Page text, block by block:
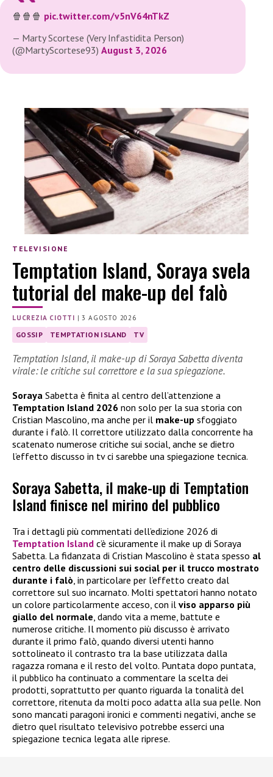
🍿🍿🍿 pic.twitter.com/v5nV64nTkZ
— Marty Scortese (Very Infastidita Person)
(@MartyScortese93) August 3, 2026
TELEVISIONE
Temptation Island, Soraya svela
tutorial del make-up del falò
LUCREZIA CIOTTI |3 AGOSTO 2026
GOSSIP TEMPTATION ISLAND TV
Temptation Island, il make-up di Soraya Sabetta diventa
virale: le critiche sul correttore e la sua spiegazione.
Soraya Sabetta è finita al centro dell’attenzione a
Temptation Island 2026 non solo per la sua storia con
Cristian Mascolino, ma anche per il make-up sfoggiato
durante i falò. Il correttore utilizzato dalla concorrente ha
scatenato numerose critiche sui social, anche se dietro
l’effetto discusso in tv ci sarebbe una spiegazione tecnica.
Soraya Sabetta, il make-up di Temptation
Island finisce nel mirino del pubblico
Tra i dettagli più commentati dell’edizione 2026 di
Temptation Island c’è sicuramente il make up di Soraya
Sabetta. La fidanzata di Cristian Mascolino è stata spesso al
centro delle discussioni sui social per il trucco mostrato
durante i falò , in particolare per l’effetto creato dal
correttore sul suo incarnato. Molti spettatori hanno notato
un colore particolarmente acceso, con il viso apparso più
giallo del normale , dando vita a meme, battute e
numerose critiche. Il momento più discusso è arrivato
durante il primo falò, quando diversi utenti hanno
sottolineato il contrasto tra la base utilizzata dalla
ragazza romana e il resto del volto. Puntata dopo puntata,
il pubblico ha continuato a commentare la scelta dei
prodotti, soprattutto per quanto riguarda la tonalità del
correttore, ritenuta da molti poco adatta alla sua pelle. Non
sono mancati paragoni ironici e commenti negativi, anche se
dietro quel risultato televisivo potrebbe esserci una
spiegazione tecnica legata alle riprese.